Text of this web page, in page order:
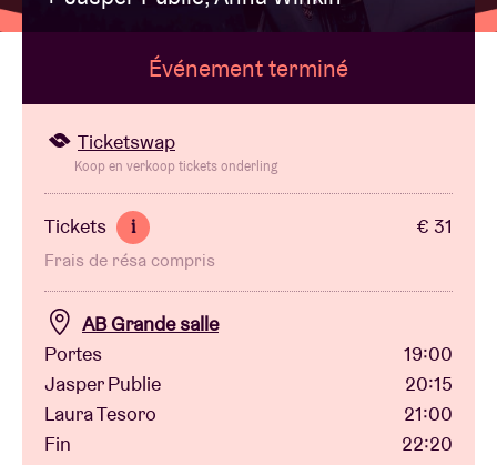
Location de salles
BRDCST
Chèque-concert
À propos de l'AB
Contact
Événement terminé
Ticketswap
Koop en verkoop tickets onderling
Tickets i € 31
Frais de résa compris
AB Grande salle
Portes
19:00
Jasper Publie
20:15
Laura Tesoro
21:00
Fin
22:20